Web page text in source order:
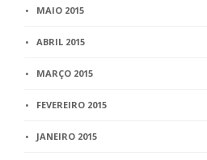
MAIO 2015
ABRIL 2015
MARÇO 2015
FEVEREIRO 2015
JANEIRO 2015